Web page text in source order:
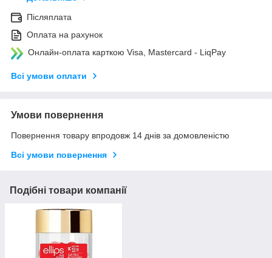
Післяплата
Оплата на рахунок
Онлайн-оплата карткою Visa, Mastercard - LiqPay
Всі умови оплати
Умови повернення
Повернення товару впродовж 14 днів за домовленістю
Всі умови повернення
Подібні товари компанії